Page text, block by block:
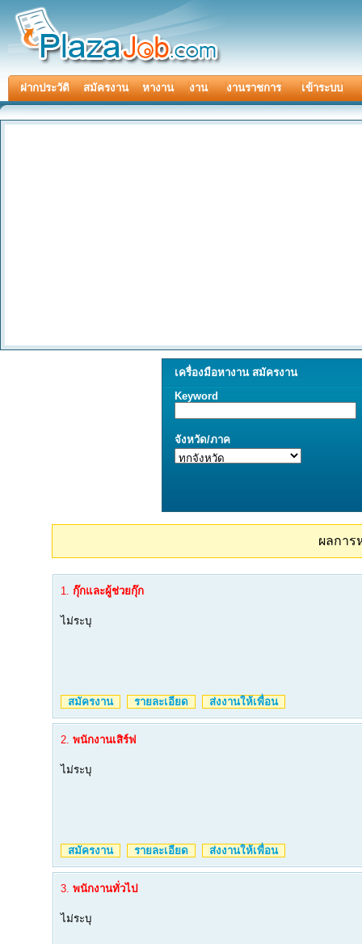
ฝากประวัติ สมัครงาน หางาน งาน งานราชการ เข้าระบบ
เครื่องมือหางาน สมัครงาน
Keyword
จังหวัด/ภาค
ผลการ
1. กุ๊กและผู้ช่วยกุ๊ก
ไม่ระบุ
สมัครงาน รายละเอียด ส่งงานให้เพื่อน
2. พนักงานเสิร์ฟ
ไม่ระบุ
สมัครงาน รายละเอียด ส่งงานให้เพื่อน
3. พนักงานทั่วไป
ไม่ระบุ